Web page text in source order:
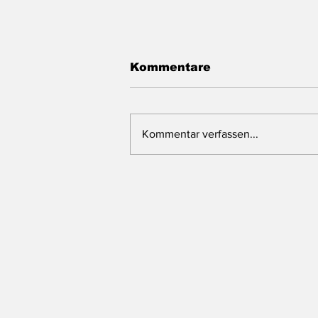
Kommentare
Kommentar verfassen...